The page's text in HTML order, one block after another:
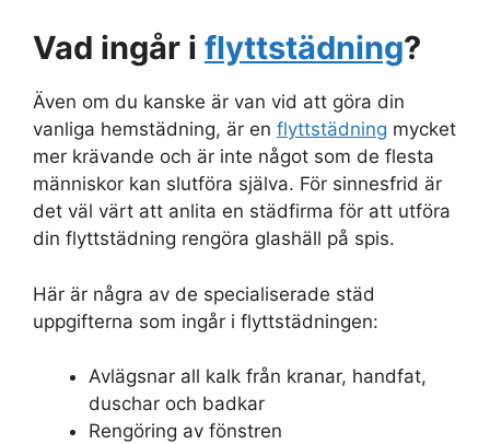
Vad ingår i flyttstädning?
Även om du kanske är van vid att göra din
vanliga hemstädning, är en flyttstädning mycket
mer krävande och är inte något som de flesta
människor kan slutföra själva. För sinnesfrid är
det väl värt att anlita en städfirma för att utföra
din flyttstädning rengöra glashäll på spis.
Här är några av de specialiserade städ
uppgifterna som ingår i flyttstädningen:
Avlägsnar all kalk från kranar, handfat,
duschar och badkar
Rengöring av fönstren